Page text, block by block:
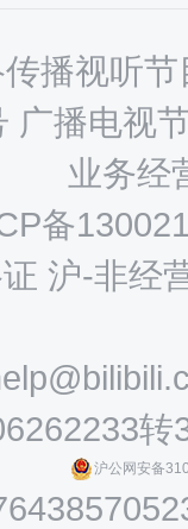
播视听
广播电视
业务经
备
沪-非经
转
沪公网安备